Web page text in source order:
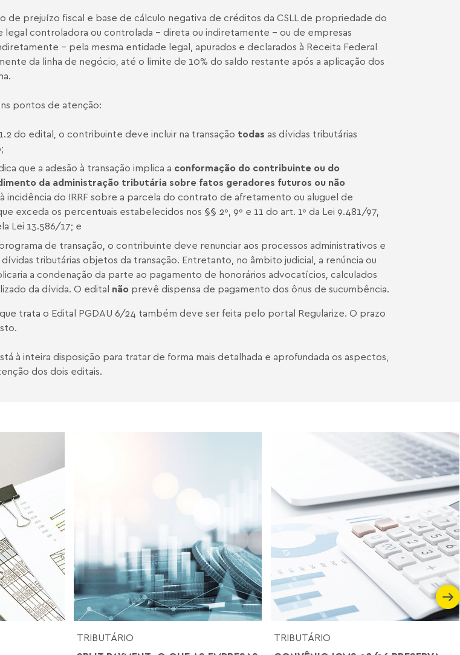
de prejuízo fiscal e base de cálculo negativa de créditos da CSLL de propriedade do
controladora ou controlada – direta ou indiretamente – ou de empresas
– pela mesma entidade legal, apurados e declarados à Receita Federal
da linha de negócio, até o limite de 10% do saldo restante após a aplicação dos
pontos de atenção:
do edital, o contribuinte deve incluir na transação todas as dívidas tributárias
que a adesão à transação implica a conformação do contribuinte ou do
da administração tributária sobre fatos geradores futuros ou não
incidência do IRRF sobre a parcela do contrato de afretamento ou aluguel de
exceda os percentuais estabelecidos nos §§ 2º, 9º e 11 do art. 1º da Lei 9.481/97,
Lei 13.586/17; e
de transação, o contribuinte deve renunciar aos processos administrativos e
dívidas tributárias objetos da transação. Entretanto, no âmbito judicial, a renúncia ou
a condenação da parte ao pagamento de honorários advocatícios, calculados
da dívida. O edital não prevê dispensa de pagamento dos ônus de sucumbência.
trata o Edital PGDAU 6/24 também deve ser feita pelo portal Regularize. O prazo
à inteira disposição para tratar de forma mais detalhada e aprofundada os aspectos,
dos dois editais.
TRIBUTÁRIO TRIBUTÁRIO